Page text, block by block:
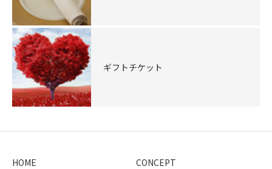
ギフトチケット
HOME
CONCEPT